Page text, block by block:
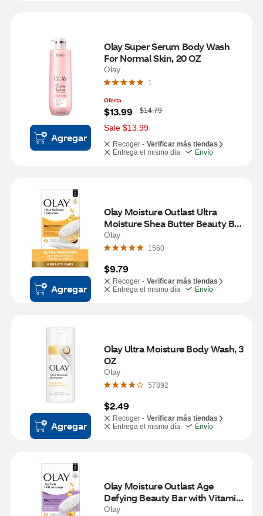
Agregar
Olay Super Serum Body Wash
For Normal Skin, 20 OZ
Olay
1
Oferta
$13.99
W
a
s
$14.79
Sale $13.99
Recoger - Verificar más tiendas
Entrega el mismo día
Envío
Agregar
Olay Moisture Outlast Ultra
Moisture Shea Butter Beauty Bar
with Vitamin B3 Complex 3.17
OZ, 6 Bars
Olay
1560
$9.79
Recoger - Verificar más tiendas
Entrega el mismo día
Envío
Agregar
Olay Ultra Moisture Body Wash, 3
OZ
Olay
57892
$2.49
Recoger - Verificar más tiendas
Entrega el mismo día
Envío
Olay Moisture Outlast Age
Defying Beauty Bar with Vitamin
B3 Complex, 3.75 OZ, 6 Bars
Olay